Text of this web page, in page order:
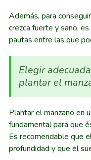
Además, para
crezca fuerte y sano,
pautas entre las que
Elegir
plantar el
Plantar el manzano en
fundamental para que
Es recomendable que
profundidad y que el